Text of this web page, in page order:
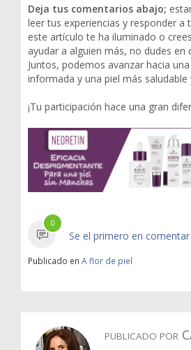
Deja tus comentarios abajo;
leer tus experiencias y responder a
este artículo te ha iluminado o
ayudar a alguien más, no dudes en
Juntos, podemos avanzar hacia
informada y una piel más saludable
¡Tu participación hace una gran
0
Se el primero en
Publicado en A flor de piel
PUBLICADO POR